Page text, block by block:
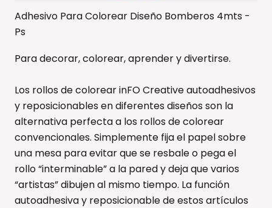
Adhesivo Para Colorear Diseño Bomberos 4mts -
Ps
Para decorar, colorear, aprender y divertirse.
Los rollos de colorear inFO Creative autoadhesivos
y reposicionables en diferentes diseños son la
alternativa perfecta a los rollos de colorear
convencionales. Simplemente fija el papel sobre
una mesa para evitar que se resbale o pega el
rollo “interminable” a la pared y deja que varios
“artistas” dibujen al mismo tiempo. La función
autoadhesiva y reposicionable de estos artículos